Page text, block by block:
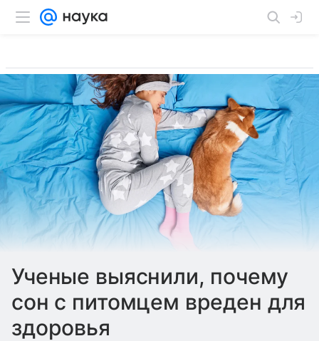
Ученые выяснили, почему
сон с питомцем вреден для
здоровья